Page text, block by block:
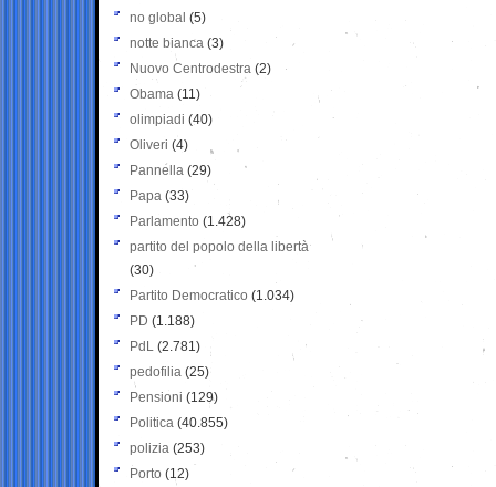
no global (5)
notte bianca (3)
Nuovo Centrodestra (2)
Obama (11)
olimpiadi (40)
Oliveri (4)
Pannella (29)
Papa (33)
Parlamento (1.428)
partito del popolo della libertà
(30)
Partito Democratico (1.034)
PD (1.188)
PdL (2.781)
pedofilia (25)
Pensioni (129)
Politica (40.855)
polizia (253)
Porto (12)